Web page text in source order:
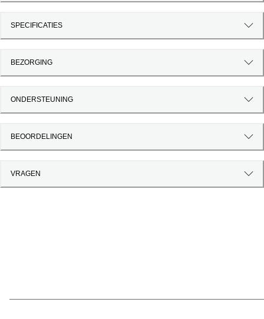
SPECIFICATIES
BEZORGING
ONDERSTEUNING
BEOORDELINGEN
VRAGEN